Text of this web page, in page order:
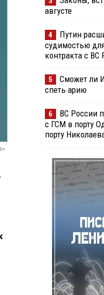
августе
4
Путин
судимостью
контракта с ВС
5
Сможет ли
спеть арию
6
ВС России
с ГСМ в порту
порту